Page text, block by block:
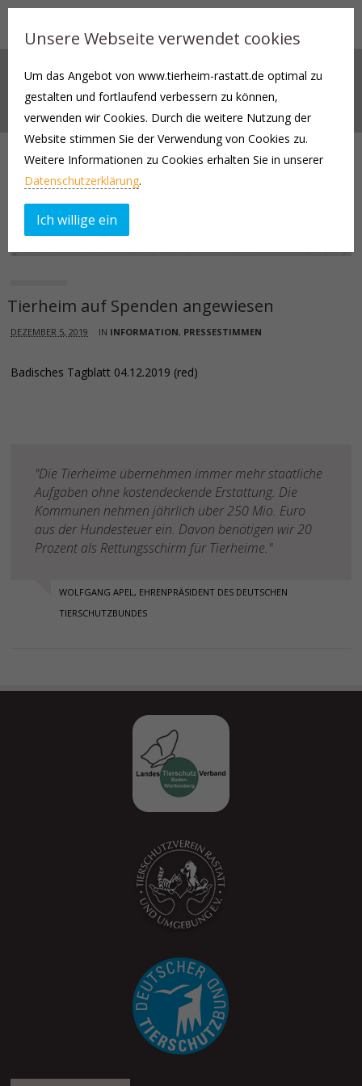
AKTUELLES
Tierheim auf Spenden angewiesen
DEZEMBER 5, 2019 IN INFORMATION, PRESSESTIMMEN
Badisches Tagblatt 04.12.2019 (red)
"Die Tierheime übernehmen immer mehr staatliche
Aufgaben ohne kostendeckende Erstattung. Die
Kommunen nehmen jährlich über 250 Mio. Euro
aus der Hundesteuer ein. Davon benötigen wir 20
Prozent als Rettungsschirm für Tierheime."
WOLFGANG APEL, EHRENPRÄSIDENT DES DEUTSCHEN
TIERSCHUTZBUNDES
Unsere Webseite verwendet cookies
Um das Angebot von www.tierheim-rastatt.de optimal zu
gestalten und fortlaufend verbessern zu können,
verwenden wir Cookies. Durch die weitere Nutzung der
Website stimmen Sie der Verwendung von Cookies zu.
Weitere Informationen zu Cookies erhalten Sie in unserer
Datenschutzerklärung.
Ich willige ein